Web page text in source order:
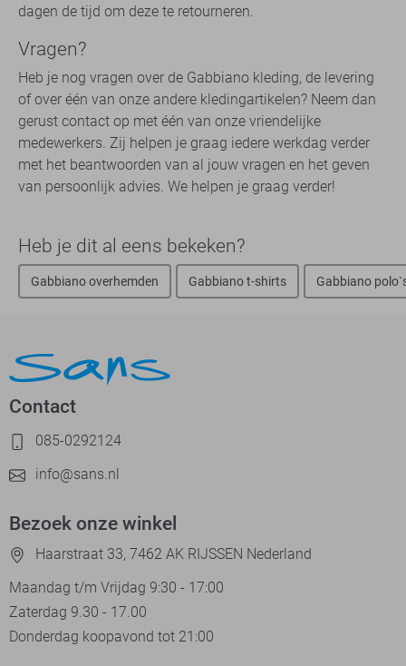
dagen de tijd om deze te retourneren.
Vragen?
Heb je nog vragen over de Gabbiano kleding, de levering
of over één van onze andere kledingartikelen? Neem dan
gerust contact op met één van onze vriendelijke
medewerkers. Zij helpen je graag iedere werkdag verder
met het beantwoorden van al jouw vragen en het geven
van persoonlijk advies. We helpen je graag verder!
Heb je dit al eens bekeken?
Gabbiano overhemden Gabbiano t-shirts Gabbiano
Contact
085-0292124
info@sans.nl
Bezoek onze winkel
Haarstraat 33, 7462 AK RIJSSEN Nederland
Maandag t/m Vrijdag 9:30 - 17:00
Zaterdag 9.30 - 17.00
Donderdag koopavond tot 21:00